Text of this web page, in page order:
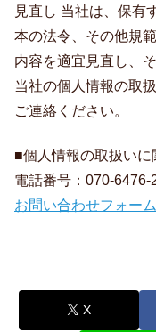
見直し 当社は、保有
本の法令、その他規
内容を適宜見直し、
当社の個人情報の取
ご連絡ください。
■個人情報の取扱い
電話番号：070-6476-
お問い合わせフォーム
X